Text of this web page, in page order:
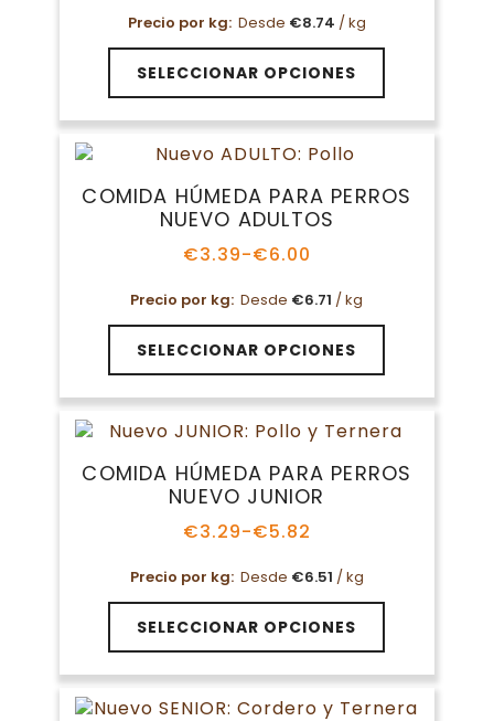
página
de
producto
precios:
desde
€6.39
hasta
Precio por kg: Desde €8.74 / kg
SELECCIONAR OPCIONES
Este
producto
tiene
múltiples
variantes.
opciones
en
la
página
de
producto
COMIDA HÚMEDA PARA PERROS
NUEVO ADULTOS
€3.39-€6.00
Rango
precios:
desde
€3.39
hasta
Precio por kg: Desde €6.71 / kg
SELECCIONAR OPCIONES
Este
producto
tiene
múltiples
variantes.
opciones
en
la
página
de
producto
COMIDA HÚMEDA PARA PERROS
NUEVO JUNIOR
€3.29-€5.82
Rango
precios:
desde
€3.29
hasta
Precio por kg: Desde €6.51 / kg
SELECCIONAR OPCIONES
Este
producto
tiene
múltiples
variantes.